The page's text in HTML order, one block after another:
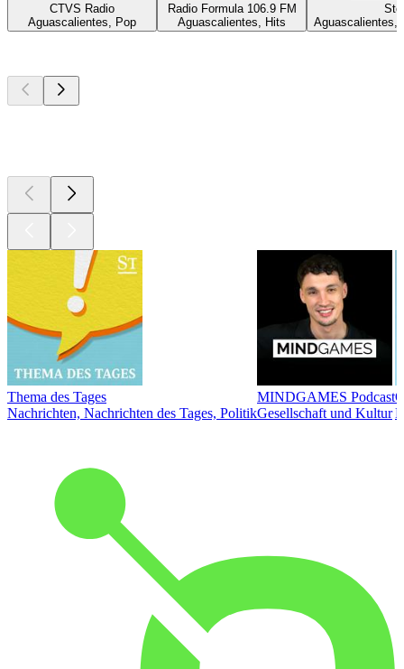
CTVS Radio
Aguascalientes, Pop
Radio Formula 106.9 FM
Aguascalientes, Hits
Aguascalientes,
Thema des Tages
Nachrichten, Nachrichten des Tages, Politik
MINDGAMES Podcast
Gesellschaft und Kultur